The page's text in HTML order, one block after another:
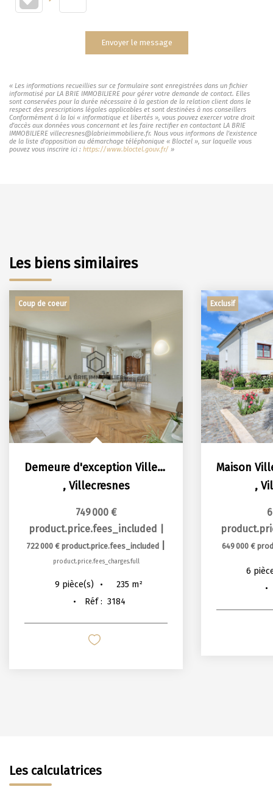
Envoyer le message
« Les informations recueillies sur ce formulaire sont enregistrées dans un fichier
informatisé par LA BRIE IMMOBILIERE pour gérer votre demande de contact. Elles
sont conservées pour la durée nécessaire à la gestion de la relation client dans le
respect des prescriptions légales applicables et sont destinées à nos conseillers
Conformément à la loi « informatique et libertés », vous pouvez exercer votre droit
d'accès aux données vous concernant et les faire rectifier en contactant LA BRIE
IMMOBILIERE villecresnes@labrieimmobiliere.fr. Nous vous informons de l'existence
de la liste d'opposition au démarchage téléphonique « Bloctel », sur laquelle vous
pouvez vous inscrire ici : https://www.bloctel.gouv.fr/ »
Les biens similaires
Coup de coeur
Demeure d'exception Villecresnes 9 pièce(s) 235 m2
, Villecresnes
749 000 €
product.price.fees_included
722 000 € product.price.fees_included
product.price.fees_charges.full
9 pièce(s) 235 m²
Réf : 3184
Exclusif
,
649 000 €
6
Les calculatrices